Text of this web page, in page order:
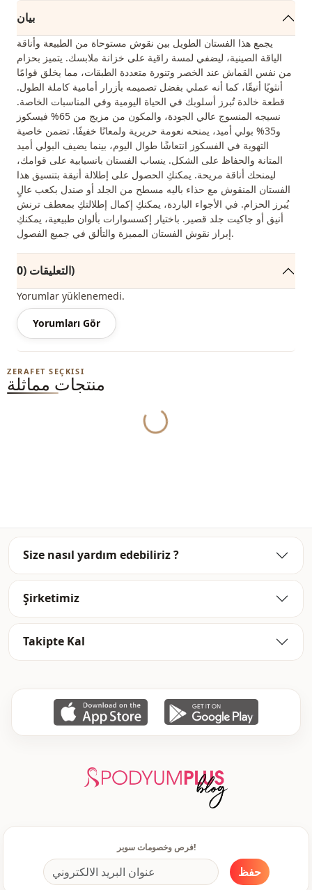
بيان
يجمع هذا الفستان الطويل بين نقوش مستوحاة من الطبيعة وأناقة
الياقة الصينية، ليضفي لمسة راقية على خزانة ملابسك. يتميز بحزام
من نفس القماش عند الخصر وتنورة متعددة الطبقات، مما يخلق قوامًا
أنثويًا أنيقًا، كما أنه عملي بفضل تصميمه بأزرار أمامية كاملة الطول.
قطعة خالدة تُبرز أسلوبك في الحياة اليومية وفي المناسبات الخاصة.
نسيجه المنسوج عالي الجودة، والمكون من مزيج من 65% فيسكوز
و35% بولي أميد، يمنحه نعومة حريرية ولمعانًا خفيفًا. تضمن خاصية
التهوية في الفسكوز انتعاشًا طوال اليوم، بينما يضيف البولي أميد
المتانة والحفاظ على الشكل. ينساب الفستان بانسيابية على قوامك،
ليمنحك أناقة مريحة. يمكنكِ الحصول على إطلالة أنيقة بتنسيق هذا
الفستان المنقوش مع حذاء باليه مسطح من الجلد أو صندل بكعب عالٍ
يُبرز الحزام. في الأجواء الباردة، يمكنكِ إكمال إطلالتكِ بمعطف ترنش
أنيق أو جاكيت جلد قصير. باختيار إكسسوارات بألوان طبيعية، يمكنكِ
إبراز نقوش الفستان المميزة والتألق في جميع الفصول.
التعليقات (0)
Yorumlar yüklenemedi.
Yorumları Gör
ZERAFET SEÇKISI
منتجات مماثلة
Yukleniyor...
Size nasıl yardım edebiliriz ?
Şirketimiz
Takipte Kal
فرص وخصومات سوبر!
حفظ